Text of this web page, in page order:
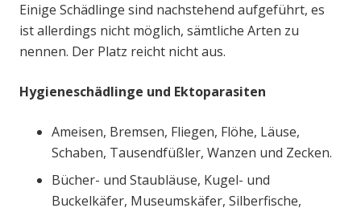
Einige Schädlinge sind nachstehend aufgeführt, es
ist allerdings nicht möglich, sämtliche Arten zu
nennen. Der Platz reicht nicht aus.
Hygieneschädlinge und Ektoparasiten
Ameisen, Bremsen, Fliegen, Flöhe, Läuse,
Schaben, Tausendfüßler, Wanzen und Zecken.
Bücher- und Staubläuse, Kugel- und
Buckelkäfer, Museumskäfer, Silberfische,